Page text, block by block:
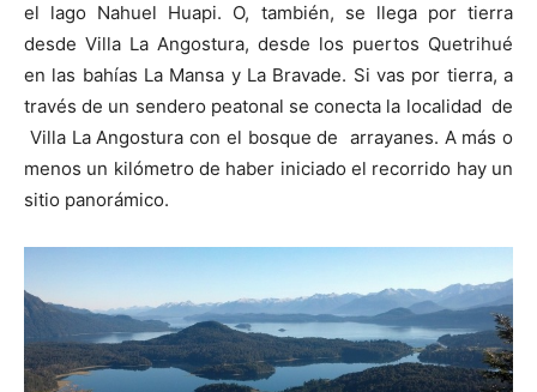
el lago Nahuel Huapi. O, también, se llega por tierra
desde Villa La Angostura, desde los puertos Quetrihué
en las bahías La Mansa y La Bravade. Si vas por tierra, a
través de un sendero peatonal se conecta la localidad de
Villa La Angostura con el bosque de arrayanes. A más o
menos un kilómetro de haber iniciado el recorrido hay un
sitio panorámico.